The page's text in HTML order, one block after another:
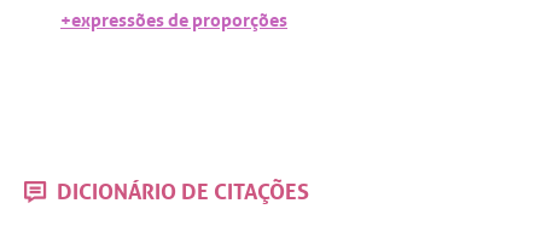
+expressões de proporções
DICIONÁRIO DE CITAÇÕES